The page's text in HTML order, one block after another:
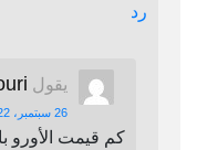
رد
يقول
26 سبتمبر، 2022 الساعة 10:48 ص
كم قيمت الأورو